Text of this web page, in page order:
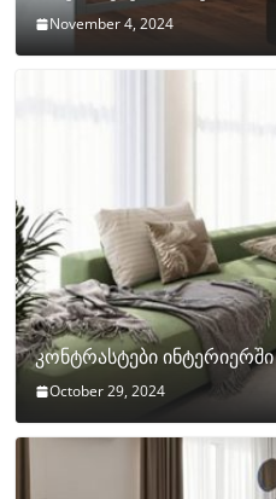
November 4, 2024
კონტრასტები ინტერიერში
October 29, 2024